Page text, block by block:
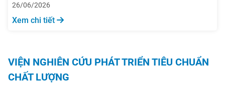
26/06/2026
Xem chi tiết
VIỆN NGHIÊN CỨU PHÁT TRIỂN TIÊU CHUẨN
CHẤT LƯỢNG